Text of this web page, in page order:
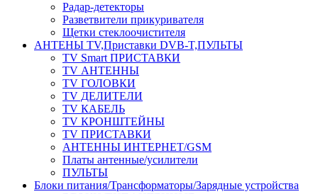
Радар-детекторы
Разветвители прикуривателя
Щетки стеклоочистителя
АНТЕНЫ ТV,Приставки DVB-T,ПУЛЬТЫ
TV Smart ПРИСТАВКИ
TV АНТЕННЫ
TV ГОЛОВКИ
TV ДЕЛИТЕЛИ
TV КАБЕЛЬ
TV КРОНШТЕЙНЫ
TV ПРИСТАВКИ
АНТЕННЫ ИНТЕРНЕТ/GSM
Платы антенные/усилители
ПУЛЬТЫ
Блоки питания/Трансформаторы/Зарядные устройства